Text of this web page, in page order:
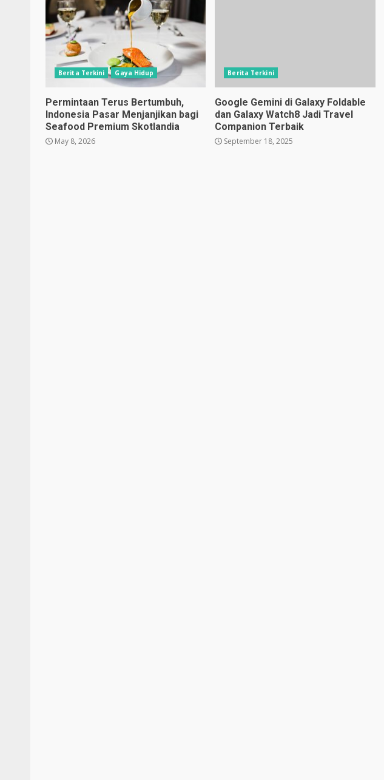
Berita Terkini Gaya Hidup
Permintaan Terus Bertumbuh,
Indonesia Pasar Menjanjikan bagi
Seafood Premium Skotlandia
May 8, 2026
Berita Terkini
Google Gemini di Galaxy Foldable
dan Galaxy Watch8 Jadi Travel
Companion Terbaik
September 18, 2025